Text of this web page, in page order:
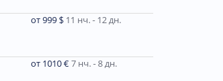
от 999 $ 11 нч. - 12 дн.
от 1010 €7 нч. - 8 дн.